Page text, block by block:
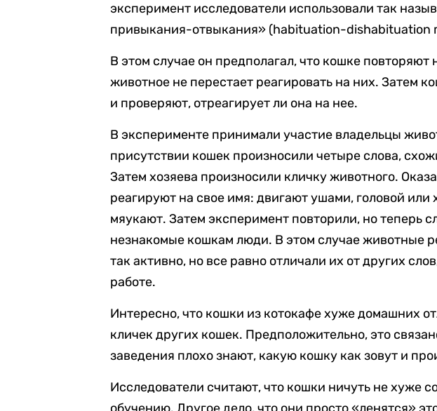
эксперимент исследователи использовали так
привыкания-отвыкания» (habituation-dishabituation
В этом случае он предполагал, что кошке повторяют
животное не перестает реагировать на них. Затем
и проверяют, отреагирует ли она на нее.
В эксперименте принимали участие владельцы
присутствии кошек произносили четыре слова,
Затем хозяева произносили кличку животного.
реагируют на свое имя: двигают ушами, головой или
мяукают. Затем эксперимент повторили, но теперь
незнакомые кошкам люди. В этом случае животные
так активно, но все равно отличали их от других
работе.
Интересно, что кошки из котокафе хуже домашних
кличек других кошек. Предположительно, это
заведения плохо знают, какую кошку как зовут и
Исследователи считают, что кошки ничуть не хуже